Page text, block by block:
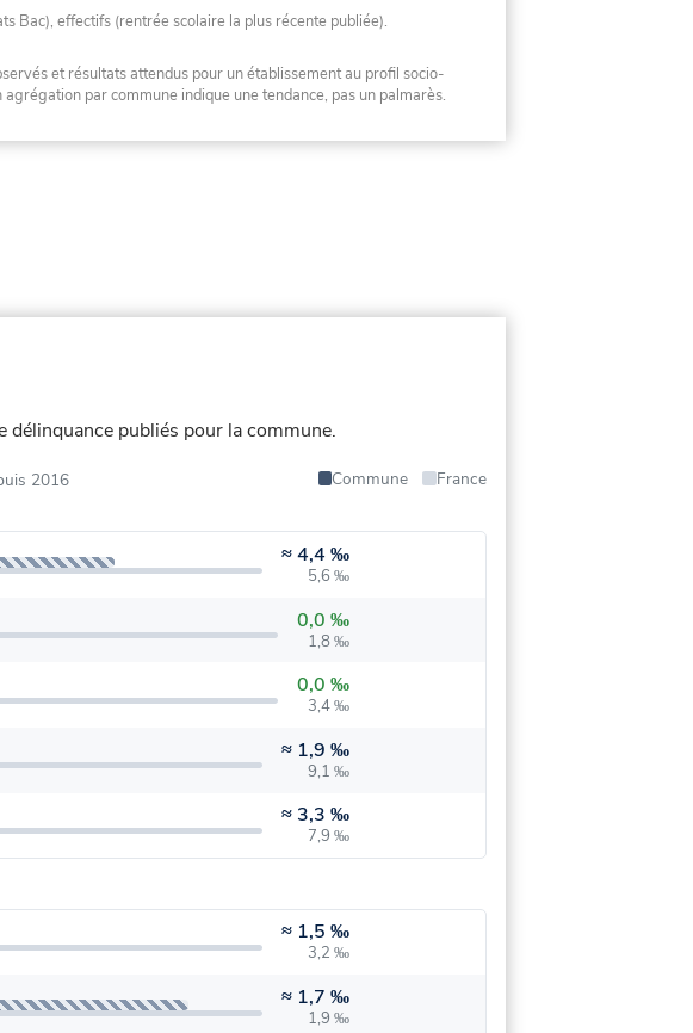
Bac), effectifs (rentrée scolaire la plus récente publiée).
et résultats attendus pour un établissement au profil socio-
par commune indique une tendance, pas un palmarès.
délinquance publiés pour la commune.
2016 Commune
France
≈4,4 ‰
5,6 ‰
0,0 ‰
1,8 ‰
0,0 ‰
3,4 ‰
≈ 1,9 ‰
9,1 ‰
≈ 3,3 ‰
7,9 ‰
≈ 1,5 ‰
3,2 ‰
≈ 1,7 ‰
1,9 ‰